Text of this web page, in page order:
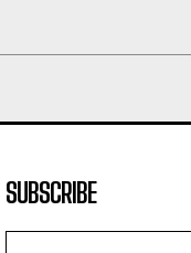
SUBSCRIBE